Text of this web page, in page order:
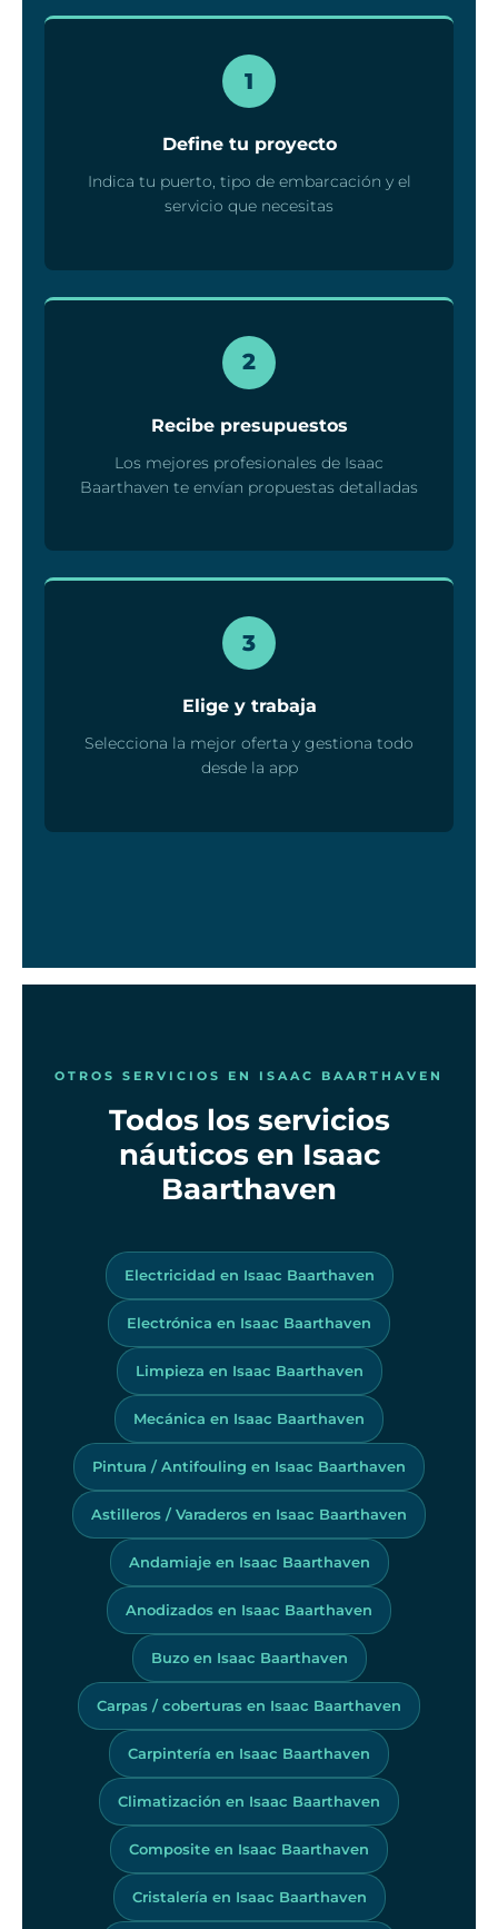
1
Define tu proyecto
Indica tu puerto, tipo de embarcación y el
servicio que necesitas
2
Recibe presupuestos
Los mejores profesionales de Isaac
Baarthaven te envían propuestas detalladas
3
Elige y trabaja
Selecciona la mejor oferta y gestiona todo
desde la app
OTROS SERVICIOS EN ISAAC BAARTHAVEN
Todos los servicios
náuticos en Isaac
Baarthaven
Electricidad en Isaac Baarthaven
Electrónica en Isaac Baarthaven
Limpieza en Isaac Baarthaven
Mecánica en Isaac Baarthaven
Pintura / Antifouling en Isaac Baarthaven
Astilleros / Varaderos en Isaac Baarthaven
Andamiaje en Isaac Baarthaven
Anodizados en Isaac Baarthaven
Buzo en Isaac Baarthaven
Carpas / coberturas en Isaac Baarthaven
Carpintería en Isaac Baarthaven
Climatización en Isaac Baarthaven
Composite en Isaac Baarthaven
Cristalería en Isaac Baarthaven